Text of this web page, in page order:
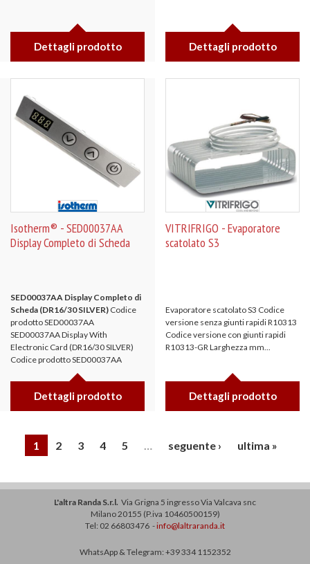
Dettagli prodotto Dettagli prodotto
Isotherm® - SED00037AA
Display Completo di Scheda
SED00037AA Display Completo di
Scheda (DR16/30 SILVER) Codice
prodotto SED00037AA
SED00037AA Display With
Electronic Card (DR16/30 SILVER)
Codice prodotto SED00037AA
Dettagli prodotto
VITRIFRIGO - Evaporatore
scatolato S3
Evaporatore scatolato S3 Codice
versione senza giunti rapidi R10313
Codice versione con giunti rapidi
R10313-GR Larghezza mm...
Dettagli prodotto
1 2 3 4 5 … seguente › ultima »
L'altra Randa S.r.l. Via Grigna 5 ingresso Via Valcava snc
Milano 20155 (P.iva 10460500159)
Tel: 02 66803476 -info@laltraranda.it
WhatsApp & Telegram: +39 334 1152352